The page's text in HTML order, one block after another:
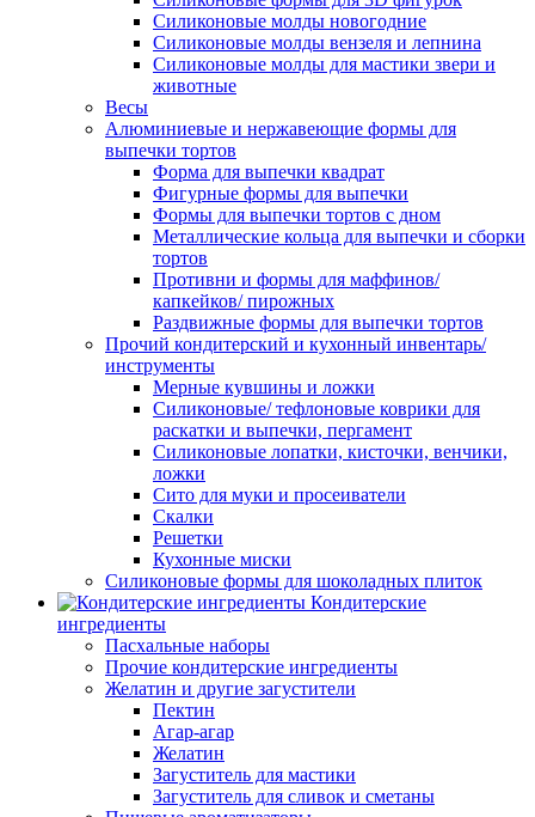
Силиконовые молды новогодние
Силиконовые молды вензеля и лепнина
Силиконовые молды для мастики звери и
животные
Весы
Алюминиевые и нержавеющие формы для
выпечки тортов
Форма для выпечки квадрат
Фигурные формы для выпечки
Формы для выпечки тортов с дном
Металлические кольца для выпечки и сборки
тортов
Противни и формы для маффинов/
капкейков/ пирожных
Раздвижные формы для выпечки тортов
Прочий кондитерский и кухонный инвентарь/
инструменты
Мерные кувшины и ложки
Силиконовые/ тефлоновые коврики для
раскатки и выпечки, пергамент
Силиконовые лопатки, кисточки, венчики,
ложки
Сито для муки и просеиватели
Скалки
Решетки
Кухонные миски
Силиконовые формы для шоколадных плиток
Кондитерские
ингредиенты
Пасхальные наборы
Прочие кондитерские ингредиенты
Желатин и другие загустители
Пектин
Агар-агар
Желатин
Загуститель для мастики
Загуститель для сливок и сметаны